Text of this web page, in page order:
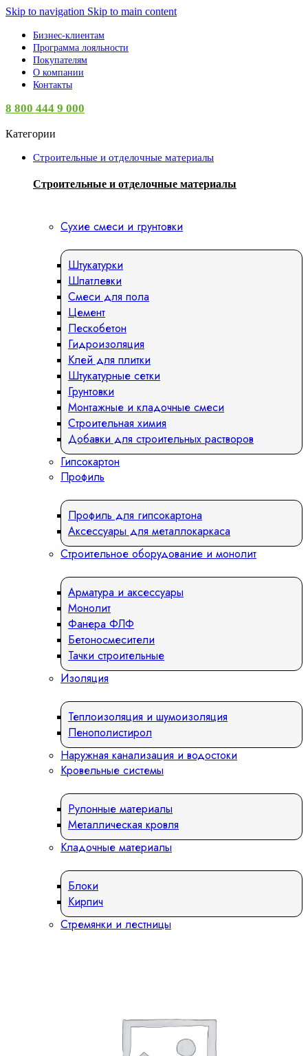
Skip to navigation Skip to main content
Бизнес-клиентам
Программа лояльности
Покупателям
О компании
Контакты
8 800 444 9 000
Категории
Строительные и отделочные материалы
Строительные и отделочные материалы
Сухие смеси и грунтовки
Штукатурки
Шпатлевки
Смеси для пола
Цемент
Пескобетон
Гидроизоляция
Клей для плитки
Штукатурные сетки
Грунтовки
Монтажные и кладочные смеси
Строительная химия
Добавки для строительных растворов
Гипсокартон
Профиль
Профиль для гипсокартона
Аксессуары для металлокаркаса
Строительное оборудование и монолит
Арматура и аксессуары
Монолит
Фанера ФЛФ
Бетоносмесители
Тачки строительные
Изоляция
Теплоизоляция и шумоизоляция
Пенополистирол
Наружная канализация и водостоки
Кровельные системы
Рулонные материалы
Металлическая кровля
Кладочные материалы
Блоки
Кирпич
Стремянки и лестницы